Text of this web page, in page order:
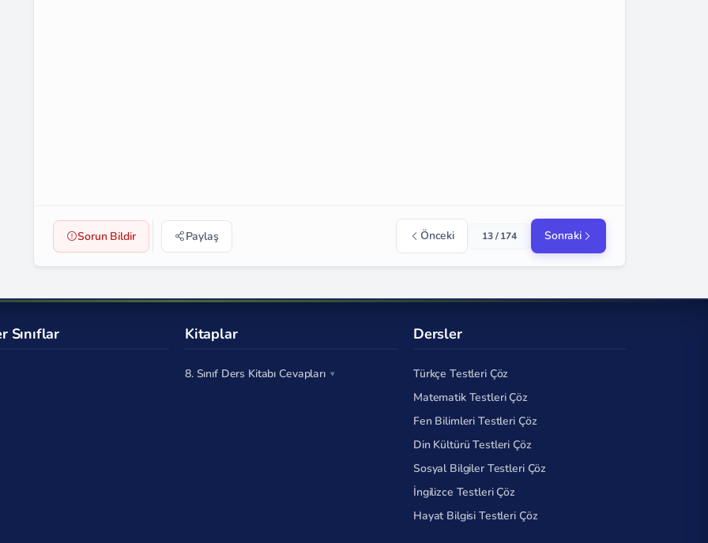
Sorun Bildir Paylaş Önceki 13 / 174 Sonraki
Sınıflar Kitaplar
8. Sınıf Ders Kitabı Cevapları
Dersler
Türkçe Testleri Çöz
Matematik Testleri Çöz
Fen Bilimleri Testleri Çöz
Din Kültürü Testleri Çöz
Sosyal Bilgiler Testleri Çöz
İngilizce Testleri Çöz
Hayat Bilgisi Testleri Çöz